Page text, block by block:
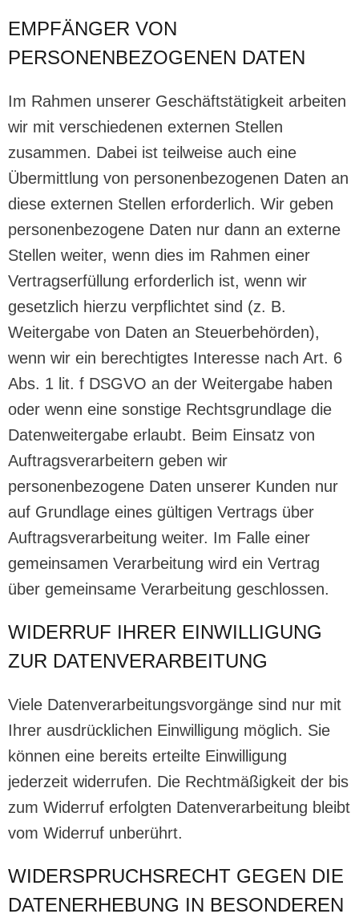
EMPFÄNGER VON
PERSONENBEZOGENEN DATEN
Im Rahmen unserer Geschäftstätigkeit arbeiten
wir mit verschiedenen externen Stellen
zusammen. Dabei ist teilweise auch eine
Übermittlung von personenbezogenen Daten an
diese externen Stellen erforderlich. Wir geben
personenbezogene Daten nur dann an externe
Stellen weiter, wenn dies im Rahmen einer
Vertragserfüllung erforderlich ist, wenn wir
gesetzlich hierzu verpflichtet sind (z. B.
Weitergabe von Daten an Steuerbehörden),
wenn wir ein berechtigtes Interesse nach Art. 6
Abs. 1 lit. f DSGVO an der Weitergabe haben
oder wenn eine sonstige Rechtsgrundlage die
Datenweitergabe erlaubt. Beim Einsatz von
Auftragsverarbeitern geben wir
personenbezogene Daten unserer Kunden nur
auf Grundlage eines gültigen Vertrags über
Auftragsverarbeitung weiter. Im Falle einer
gemeinsamen Verarbeitung wird ein Vertrag
über gemeinsame Verarbeitung geschlossen.
WIDERRUF IHRER EINWILLIGUNG
ZUR DATENVERARBEITUNG
Viele Datenverarbeitungsvorgänge sind nur mit
Ihrer ausdrücklichen Einwilligung möglich. Sie
können eine bereits erteilte Einwilligung
jederzeit widerrufen. Die Rechtmäßigkeit der bis
zum Widerruf erfolgten Datenverarbeitung bleibt
vom Widerruf unberührt.
WIDERSPRUCHSRECHT GEGEN DIE
DATENERHEBUNG IN BESONDEREN